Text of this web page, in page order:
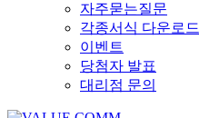
자주묻는질문
각종서식 다운로드
이벤트
당첨자 발표
대리점 문의